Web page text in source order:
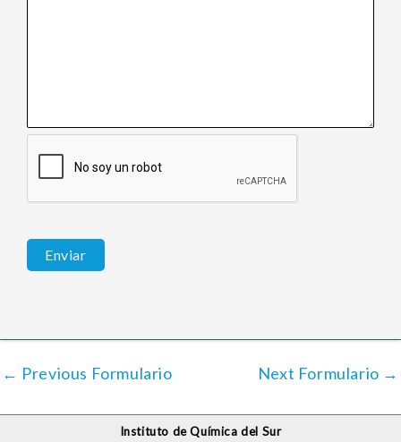
← Previous Formulario Next Formulario →
Instituto de Química del Sur